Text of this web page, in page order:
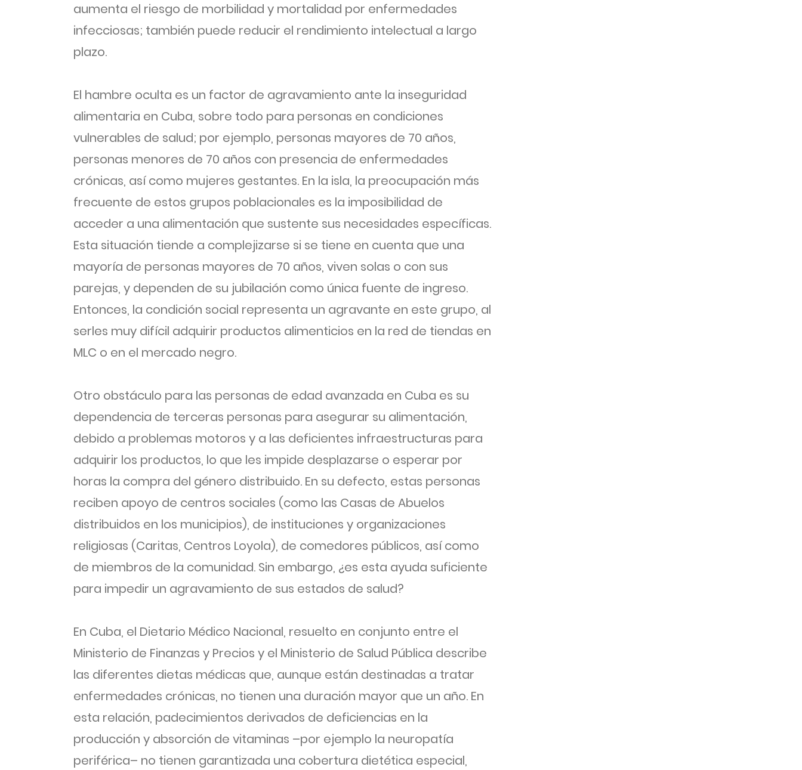
aumenta el riesgo de morbilidad y mortalidad por enfermedades
infecciosas; también puede reducir el rendimiento intelectual a largo
plazo.
El hambre oculta es un factor de agravamiento ante la inseguridad
alimentaria en Cuba, sobre todo para personas en condiciones
vulnerables de salud; por ejemplo, personas mayores de 70 años,
personas menores de 70 años con presencia de enfermedades
crónicas, así como mujeres gestantes. En la isla, la preocupación más
frecuente de estos grupos poblacionales es la imposibilidad de
acceder a una alimentación que sustente sus necesidades específicas.
Esta situación tiende a complejizarse si se tiene en cuenta que una
mayoría de personas mayores de 70 años, viven solas o con sus
parejas, y dependen de su jubilación como única fuente de ingreso.
Entonces, la condición social representa un agravante en este grupo, al
serles muy difícil adquirir productos alimenticios en la red de tiendas en
MLC o en el mercado negro.
Otro obstáculo para las personas de edad avanzada en Cuba es su
dependencia de terceras personas para asegurar su alimentación,
debido a problemas motoros y a las deficientes infraestructuras para
adquirir los productos, lo que les impide desplazarse o esperar por
horas la compra del género distribuido. En su defecto, estas personas
reciben apoyo de centros sociales (como las Casas de Abuelos
distribuidos en los municipios), de instituciones y organizaciones
religiosas (Caritas, Centros Loyola), de comedores públicos, así como
de miembros de la comunidad. Sin embargo, ¿es esta ayuda suficiente
para impedir un agravamiento de sus estados de salud?
En Cuba, el Dietario Médico Nacional, resuelto en conjunto entre el
Ministerio de Finanzas y Precios y el Ministerio de Salud Pública describe
las diferentes dietas médicas que, aunque están destinadas a tratar
enfermedades crónicas, no tienen una duración mayor que un año. En
esta relación, padecimientos derivados de deficiencias en la
producción y absorción de vitaminas –por ejemplo la neuropatía
periférica– no tienen garantizada una cobertura dietética especial,